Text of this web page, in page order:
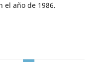
el año de 1986.